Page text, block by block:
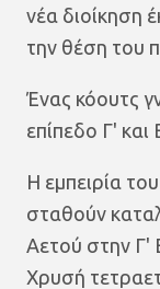
νέα διοίκηση
την θέση του
Ένας κόουτς
επίπεδο Γ' και
Η εμπειρία
σταθούν
Αετού στην Γ'
Χρυσή